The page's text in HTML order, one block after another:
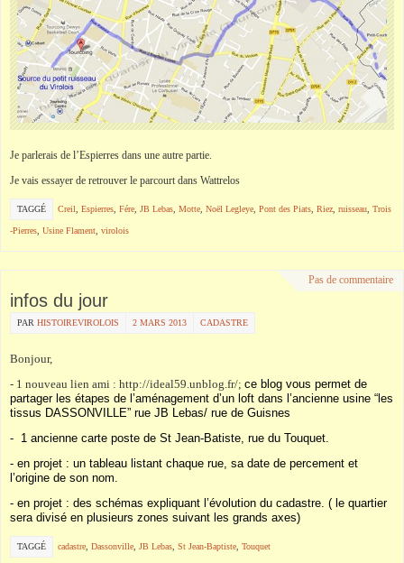
Je parlerais de l’Espierres dans une autre partie.
Je vais essayer de retrouver le parcourt dans Wattrelos
TAGGÉ Creil, Espierres, Fére, JB Lebas, Motte, Noël Legleye, Pont des Piats, Riez, ruisseau, Trois
-Pierres, Usine Flament, virolois
Pas de commentaire
infos du jour
PAR HISTOIREVIROLOIS 2 MARS 2013 CADASTRE
Bonjour,
- 1 nouveau lien ami : http://ideal59.unblog.fr/; ce blog vous permet de
partager les étapes de l’aménagement d’un loft dans l’ancienne usine “les
tissus DASSONVILLE” rue JB Lebas/ rue de Guisnes
- 1 ancienne carte poste de St Jean-Batiste, rue du Touquet.
- en projet : un tableau listant chaque rue, sa date de percement et
l’origine de son nom.
- en projet : des schémas expliquant l’évolution du cadastre. ( le quartier
sera divisé en plusieurs zones suivant les grands axes)
TAGGÉ cadastre, Dassonville, JB Lebas, St Jean-Baptiste, Touquet